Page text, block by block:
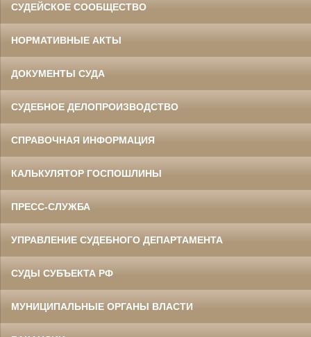
СУДЕЙСКОЕ СООБЩЕСТВО
НОРМАТИВНЫЕ АКТЫ
ДОКУМЕНТЫ СУДА
СУДЕБНОЕ ДЕЛОПРОИЗВОДСТВО
СПРАВОЧНАЯ ИНФОРМАЦИЯ
КАЛЬКУЛЯТОР ГОСПОШЛИНЫ
ПРЕСС-СЛУЖБА
УПРАВЛЕНИЕ СУДЕБНОГО ДЕПАРТАМЕНТА
СУДЫ СУБЪЕКТА РФ
МУНИЦИПАЛЬНЫЕ ОРГАНЫ ВЛАСТИ